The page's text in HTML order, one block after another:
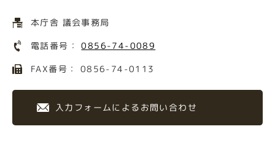
本庁舎 議会事務局
電話番号：0856-74-0089
FAX番号： 0856-74-0113
入力フォームによるお問い合わせ